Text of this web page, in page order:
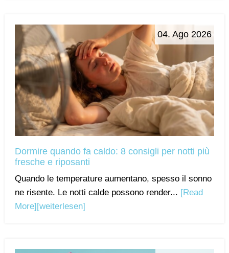
04. Ago 2026
Dormire quando fa caldo: 8 consigli per notti più
fresche e riposanti
Quando le temperature aumentano, spesso il sonno
ne risente. Le notti calde possono render... [Read
More] [weiterlesen]